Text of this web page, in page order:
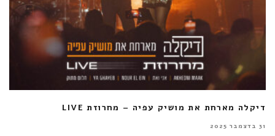
דיקלה מארחת את מושיק עפיה – מחרוזת LIVE
31 בדצמבר 2025